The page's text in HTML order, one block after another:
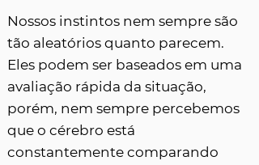
Nossos instintos nem sempre são
tão aleatórios quanto parecem.
Eles podem ser baseados em uma
avaliação rápida da situação,
porém, nem sempre percebemos
que o cérebro está
constantemente comparando